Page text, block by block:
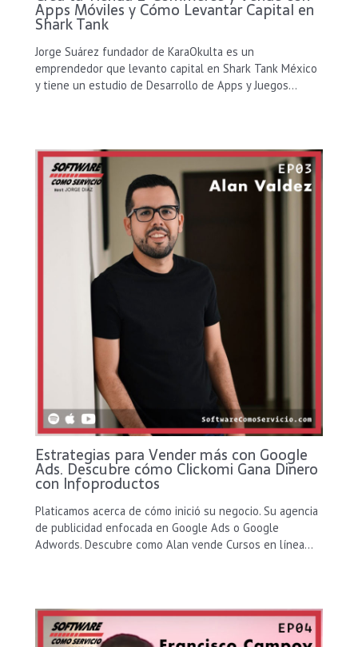
Apps Móviles y Cómo Levantar Capital en
Shark Tank
Jorge Suárez fundador de KaraOkulta es un
emprendedor que levanto capital en Shark Tank México
y tiene un estudio de Desarrollo de Apps y Juegos…
Estrategias para Vender más con Google
Ads. Descubre cómo Clickomi Gana Dinero
con Infoproductos
Platicamos acerca de cómo inició su negocio. Su agencia
de publicidad enfocada en Google Ads o Google
Adwords. Descubre como Alan vende Cursos en línea…